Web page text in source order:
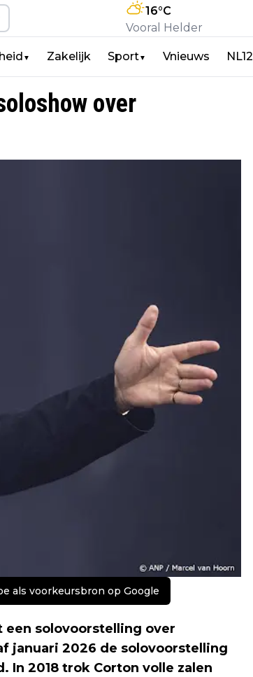
16°C
Vooral Helder
▼ Zakelijk Sport▼ Vnieuws NL12
over
als voorkeursbron op Google
solovoorstelling over
januari 2026 de solovoorstelling
In 2018 trok Corton volle zalen